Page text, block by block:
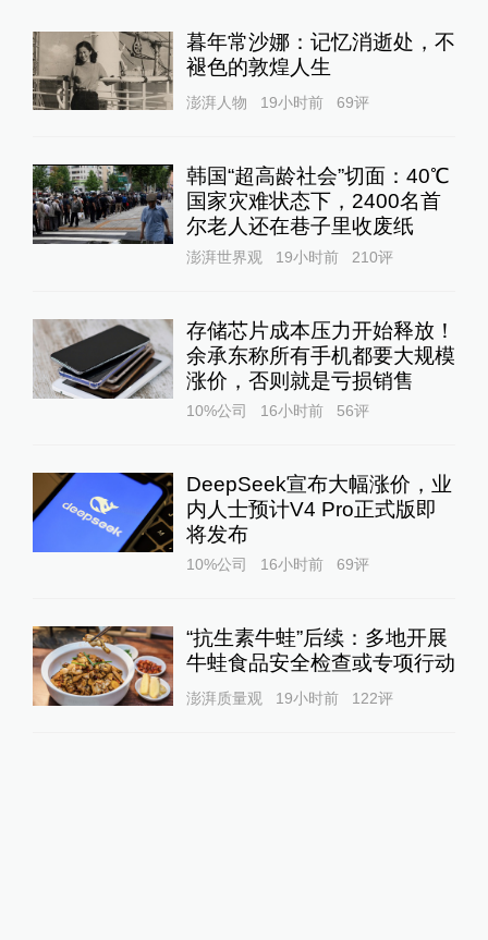
暮年常沙娜：记忆消逝处，不
褪色的敦煌人生
澎湃人物 19小时前 69评
韩国“超高龄社会”切面：40℃
国家灾难状态下，2400名首
尔老人还在巷子里收废纸
澎湃世界观 19小时前 210评
存储芯片成本压力开始释放！
余承东称所有手机都要大规模
涨价，否则就是亏损销售
10%公司 16小时前 56评
DeepSeek宣布大幅涨价，业
内人士预计V4 Pro正式版即
将发布
10%公司 16小时前 69评
“抗生素牛蛙”后续：多地开展
牛蛙食品安全检查或专项行动
澎湃质量观 19小时前 122评